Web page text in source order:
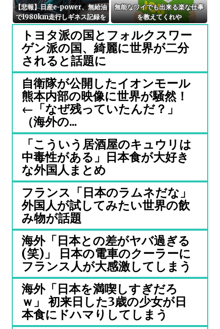
【悲報】日産e-power、無給油
で1980km走行しギネス記録を
達成！！→スタート地点ボゴタ
の海抜2600ｍ、ゴールのカリ
ブ海沿岸が海抜0ｍ…
無能なワイでも出来る楽な仕事
を教えてくれや
トヨタ派の国とフォルクスワー
ゲン派の国、綺麗に世界が二分
されると話題に
自衛隊が公開したイオンモール
熊本内部の映像に世界が騒然！
←「なぜ残っていたんだ？」
（海外の...
「こういう居酒屋のキュウリは
中毒性がある」日本食が大好き
な外国人まとめ
フランス「日本のラムネだな」
外国人が試してみたい世界の飲
み物が話題
海外「日本との差がヤバ過ぎる
(笑)」 日本の電車のクーラーに
フランス人が大感激してしまう
海外「日本を満喫しすぎだろ
ｗ」 初来日した3歳の少女が日
本食にドハマりしてしまう